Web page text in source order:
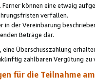
können eine etwaig
verfallen.
in der Vereinbarung
Beträge dar.
Überschusszahlung
zahlbaren Vergütung zu
für die Teilnahme